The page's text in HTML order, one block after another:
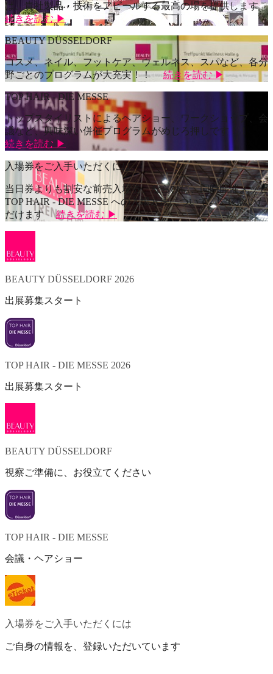
は、貴社製品・技術をアピールする最高の場を提供します
続きを読む ▶
BEAUTY DÜSSELDORF
コスメ、ネイル、フットケア、ウェルネス、スパなど、各分
野ごとのプログラムが大充実！！続きを読む ▶
TOP HAIR - DIE MESSE
トップスタイリストによるヘアショー、ワークショップ、会
議など、興味深い併催プログラムがめじろ押しです！！
続きを読む ▶
入場券をご入手いただくには
当日券よりも割安な前売入場券、ならびに、同時開催メッセ
TOP HAIR - DIE MESSE への入場方法について、ご確認いた
だけます続きを読む ▶
BEAUTY DÜSSELDORF 2026
出展募集スタート
TOP HAIR - DIE MESSE 2026
出展募集スタート
BEAUTY DÜSSELDORF
視察ご準備に、お役立てください
TOP HAIR - DIE MESSE
会議・ヘアショー
入場券をご入手いただくには
ご自身の情報を、登録いただいています